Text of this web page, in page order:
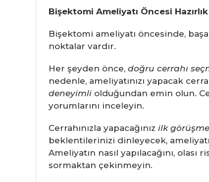
Bişektomi Ameliyatı Öncesi Hazırlık
Bişektomi ameliyatı öncesinde,
noktalar vardır.
Her şeyden önce, doğru cerrahı
nedenle, ameliyatınızı yapacak
deneyimli olduğundan emin olun.
yorumlarını inceleyin.
Cerrahınızla yapacağınız ilk görüşme
beklentilerinizi dinleyecek,
Ameliyatın nasıl yapılacağını,
sormaktan çekinmeyin.